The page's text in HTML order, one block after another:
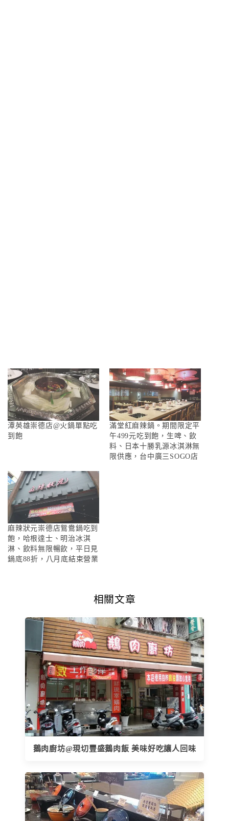
潭英雄崇德店@火鍋單點吃
到飽
滿堂紅麻辣鍋。期間限定平
午499元吃到飽，生啤、飲
料、日本十勝乳源冰淇淋無
限供應，台中廣三SOGO店
麻辣狀元崇德店鴛鴦鍋吃到
飽，哈根達士、明治冰淇
淋、飲料無限暢飲，平日見
鍋底88折，八月底結束營業
相關文章
鵝肉廚坊@現切豐盛鵝肉飯 美味好吃讓人回味